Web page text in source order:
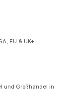
EU & UK+
und Großhandel in